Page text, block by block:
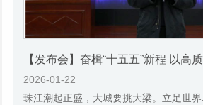
2026-01-22
珠江潮起正盛，大城要挑大梁。立足世